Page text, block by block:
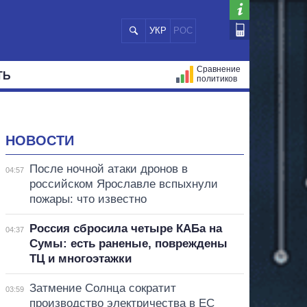
УКР РОС
Сравнение
политиков
НОВОСТИ
04:57
После ночной атаки дронов в
российском Ярославле вспыхнули
пожары: что известно
04:37
Россия сбросила четыре КАБа на
Сумы: есть раненые, повреждены
ТЦ и многоэтажки
03:59
Затмение Солнца сократит
производство электричества в ЕС